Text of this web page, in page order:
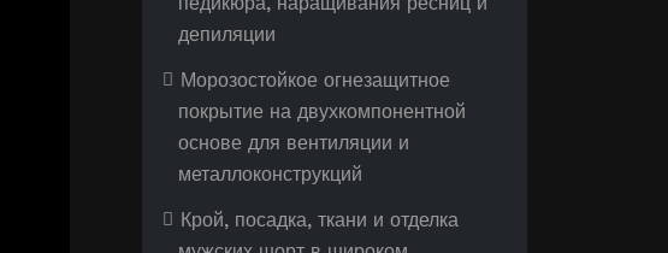
депиляции
Морозостойкое огнезащитное
покрытие на двухкомпонентной
основе для вентиляции и
металлоконструкций
Крой, посадка, ткани и отделка